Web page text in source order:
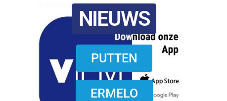
reanimatie ermelo
NIEUWS
PUTTEN
ERMELO